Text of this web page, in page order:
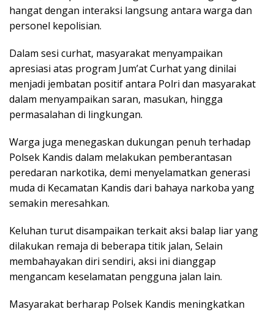
hangat dengan interaksi langsung antara warga dan
personel kepolisian.
Dalam sesi curhat, masyarakat menyampaikan
apresiasi atas program Jum’at Curhat yang dinilai
menjadi jembatan positif antara Polri dan masyarakat
dalam menyampaikan saran, masukan, hingga
permasalahan di lingkungan.
Warga juga menegaskan dukungan penuh terhadap
Polsek Kandis dalam melakukan pemberantasan
peredaran narkotika, demi menyelamatkan generasi
muda di Kecamatan Kandis dari bahaya narkoba yang
semakin meresahkan.
Keluhan turut disampaikan terkait aksi balap liar yang
dilakukan remaja di beberapa titik jalan, Selain
membahayakan diri sendiri, aksi ini dianggap
mengancam keselamatan pengguna jalan lain.
Masyarakat berharap Polsek Kandis meningkatkan